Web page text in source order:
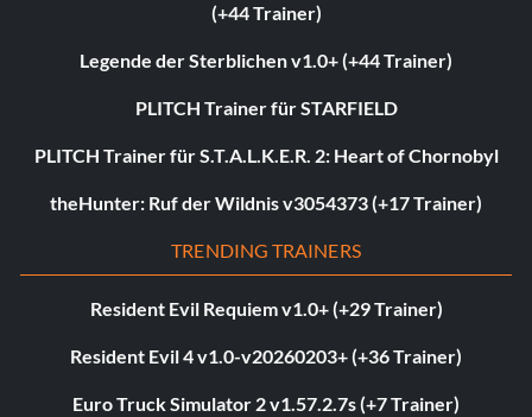
(+44 Trainer)
Legende der Sterblichen v1.0+ (+44 Trainer)
PLITCH Trainer für STARFIELD
PLITCH Trainer für S.T.A.L.K.E.R. 2: Heart of Chornobyl
theHunter: Ruf der Wildnis v3054373 (+17 Trainer)
TRENDING TRAINERS
Resident Evil Requiem v1.0+ (+29 Trainer)
Resident Evil 4 v1.0-v20260203+ (+36 Trainer)
Euro Truck Simulator 2 v1.57.2.7s (+7 Trainer)